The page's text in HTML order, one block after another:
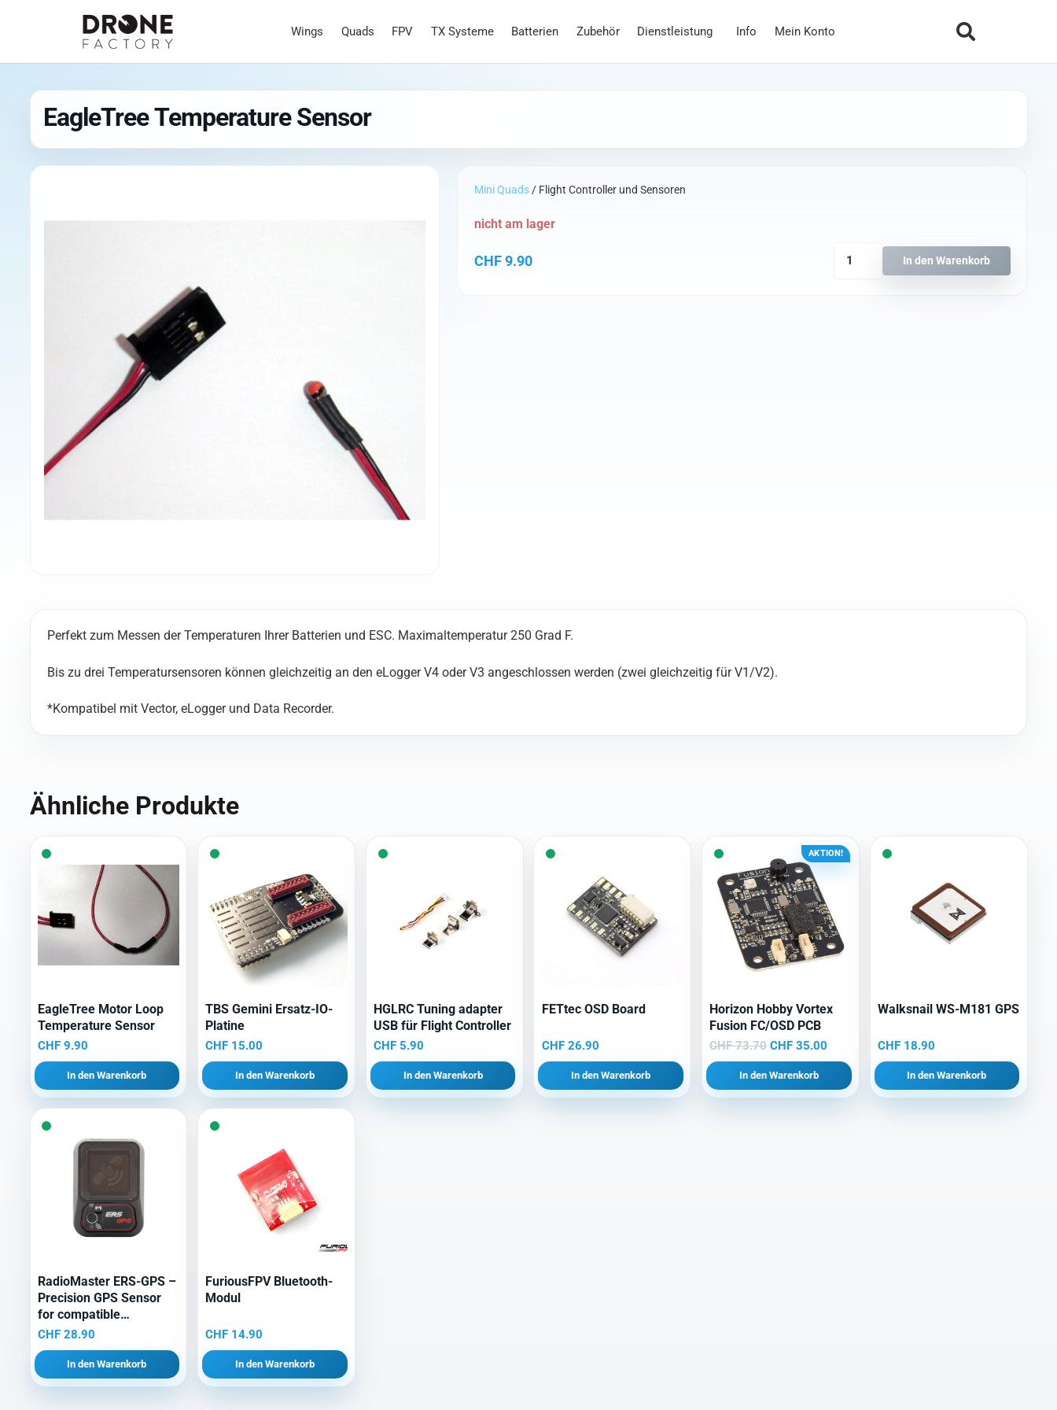
Wings Quads FPV TX Systeme Batterien Zubehör Dienstleistung Info Mein Konto
EagleTree Temperature Sensor
Mini Quads/ Flight Controller und Sensoren
CHF9.90
nicht am lager
EagleTree
Temperature
In den Warenkorb
Perfekt zum Messen der Temperaturen Ihrer Batterien und ESC. Maximaltemperatur 250 Grad F.
Bis zu drei Temperatursensoren können gleichzeitig an den eLogger V4 oder V3 angeschlossen werden (zwei gleichzeitig für V1/V2).
*Kompatibel mit Vector, eLogger und Data Recorder.
Ähnliche Produkte
EagleTree Motor Loop
Temperature Sensor
CHF9.90
In den Warenkorb
TBS Gemini Ersatz-IO-
Platine
CHF 15.00
In den Warenkorb
HGLRC Tuning adapter
USB für Flight Controller
CHF 5.90
In den Warenkorb
FETtec OSD Board
CHF26.90
In den Warenkorb
AKTION!
Horizon Hobby Vortex
Fusion FC/OSD PCB
CHF73.70 Ursprünglicher
Preis
war:
CHF 73.70
CHF 35.00
Preis
CHF 35.00.
In den Warenkorb
Walksnail WS-M181 GPS
CHF18.90
In den Warenkorb
RadioMaster ERS-GPS –
Precision GPS Sensor
for compatible
ExpressLRS PWM
receivers
CHF28.90
In den Warenkorb
FuriousFPV Bluetooth-
Modul
CHF 14.90
In den Warenkorb